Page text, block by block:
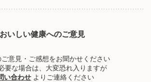
おいしい健康へのご意見
意見・ご感想をお聞かせください
要な場合は、大変恐れ入りますが
い合わせ よりご連絡ください